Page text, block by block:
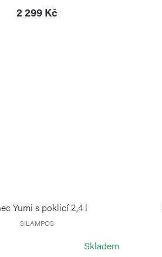
2 299 Kč
Yumi s poklicí 2,4 l
SILAMPOS
Skladem